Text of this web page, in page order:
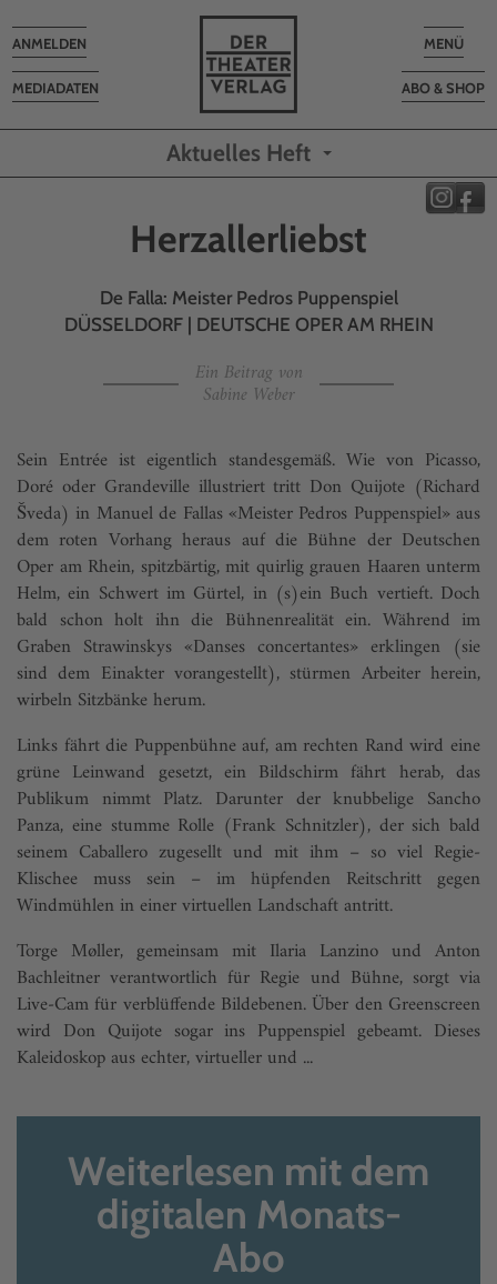
Toggle
MENÜ
ABO & SHOP
MEDIADATEN
Toggle
navigation
ANMELDEN
Aktuelles Heft
Herzallerliebst
De Falla: Meister Pedros Puppenspiel
DÜSSELDORF | DEUTSCHE OPER AM RHEIN
Ein Beitrag von
Sabine Weber
Sein Entrée ist eigentlich standesgemäß. Wie von Picasso,
Doré oder Grandeville illustriert tritt Don Quijote (Richard
Šveda) in Manuel de Fallas «Meister Pedros Puppenspiel» aus
dem roten Vorhang heraus auf die Bühne der Deutschen
Oper am Rhein, spitzbärtig, mit quirlig grauen Haaren unterm
Helm, ein Schwert im Gürtel, in (s)ein Buch vertieft. Doch
bald schon holt ihn die Bühnenrealität ein. Während im
Graben Strawinskys «Danses concertantes» erklingen (sie
sind dem Einakter vorangestellt), stürmen Arbeiter herein,
wirbeln Sitzbänke herum.
Links fährt die Puppenbühne auf, am rechten Rand wird eine
grüne Leinwand gesetzt, ein Bildschirm fährt herab, das
Publikum nimmt Platz. Darunter der knubbelige Sancho
Panza, eine stumme Rolle (Frank Schnitzler), der sich bald
seinem Caballero zugesellt und mit ihm – so viel Regie-
Klischee muss sein – im hüpfenden Reitschritt gegen
Windmühlen in einer virtuellen Landschaft antritt.
Torge Møller, gemeinsam mit Ilaria Lanzino und Anton
Bachleitner verantwortlich für Regie und Bühne, sorgt via
Live-Cam für verblüffende Bildebenen. Über den Greenscreen
wird Don Quijote sogar ins Puppenspiel gebeamt. Dieses
Kaleidoskop aus echter, virtueller und ...
Weiterlesen mit dem
digitalen Monats-
Abo